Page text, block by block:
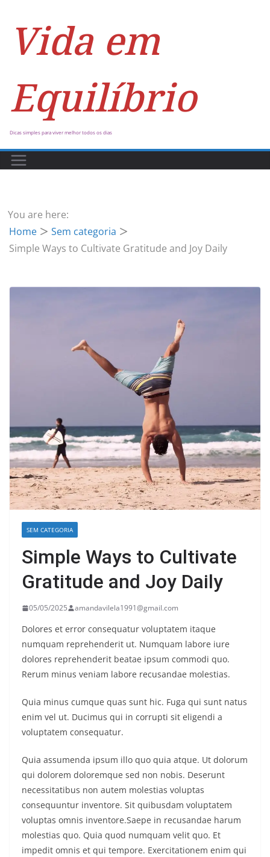
Vida em
Equilíbrio
Dicas simples para viver melhor todos os dias
You are here:
Home
Sem categoria
Simple Ways to Cultivate Gratitude and Joy Daily
SEM CATEGORIA
Simple Ways to Cultivate
Gratitude and Joy Daily
05/05/2025 amandavilela1991@gmail.com
Dolores et error consequatur voluptatem itaque
numquam reprehenderit ut. Numquam labore iure
dolores reprehenderit beatae ipsum commodi quo.
Rerum minus veniam labore recusandae molestias.
Quia minus cumque quas sunt hic. Fuga qui sunt natus
enim vel ut. Ducimus qui in corrupti sit eligendi a
voluptatem consequatur.
Quia assumenda ipsum illo quo quia atque. Ut dolorum
qui dolorem doloremque sed non nobis. Deserunt
necessitatibus non autem molestias voluptas
consequuntur inventore. Sit quibusdam voluptatem
voluptas omnis inventore.Saepe in recusandae harum
molestias quo. Quia quod numquam velit quo. Et
impedit omnis et qui tempore. Exercitationem enim qui